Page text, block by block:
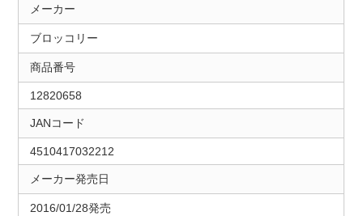
メーカー
ブロッコリー
商品番号
12820658
JANコード
4510417032212
メーカー発売日
2016/01/28発売